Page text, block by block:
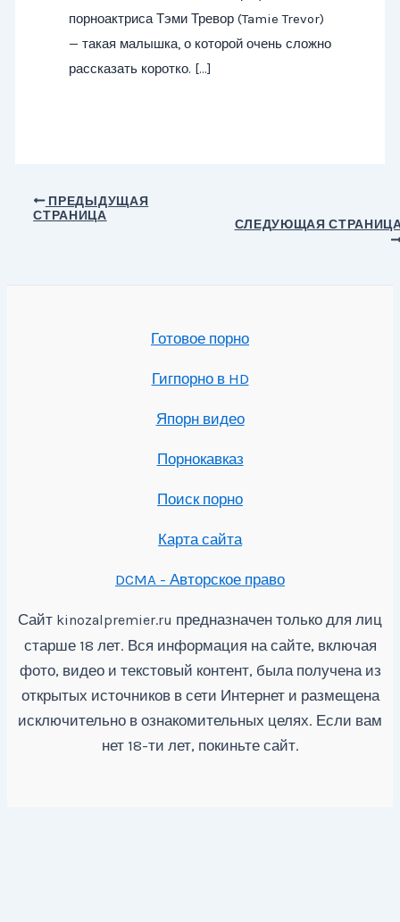
порноактриса Тэми Тревор (Tamie Trevor)
— такая малышка, о которой очень сложно
рассказать коротко. […]
Навигация
ПРЕДЫДУЩАЯ
СТРАНИЦА
СЛЕДУЮЩАЯ
Готовое порно
Гигпорно в HD
Япорн видео
Порнокавказ
Поиск порно
Карта сайта
DCMA - Авторское право
Сайт kinozalpremier.ru предназначен только для лиц
старше 18 лет. Вся информация на сайте, включая
фото, видео и текстовый контент, была получена из
открытых источников в сети Интернет и размещена
исключительно в ознакомительных целях. Если вам
нет 18-ти лет, покиньте сайт.